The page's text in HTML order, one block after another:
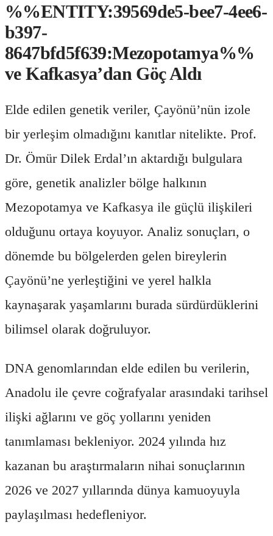
%%ENTITY:39569de5-bee7-4ee6-
b397-
8647bfd5f639:Mezopotamya%%
ve Kafkasya’dan Göç Aldı
Elde edilen genetik veriler, Çayönü’nün izole
bir yerleşim olmadığını kanıtlar nitelikte. Prof.
Dr. Ömür Dilek Erdal’ın aktardığı bulgulara
göre, genetik analizler bölge halkının
Mezopotamya ve Kafkasya ile güçlü ilişkileri
olduğunu ortaya koyuyor. Analiz sonuçları, o
dönemde bu bölgelerden gelen bireylerin
Çayönü’ne yerleştiğini ve yerel halkla
kaynaşarak yaşamlarını burada sürdürdüklerini
bilimsel olarak doğruluyor.
DNA genomlarından elde edilen bu verilerin,
Anadolu ile çevre coğrafyalar arasındaki tarihsel
ilişki ağlarını ve göç yollarını yeniden
tanımlaması bekleniyor. 2024 yılında hız
kazanan bu araştırmaların nihai sonuçlarının
2026 ve 2027 yıllarında dünya kamuoyuyla
paylaşılması hedefleniyor.